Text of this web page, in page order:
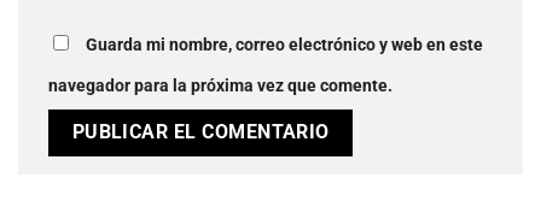
Guarda mi nombre, correo electrónico y web en este
navegador para la próxima vez que comente.